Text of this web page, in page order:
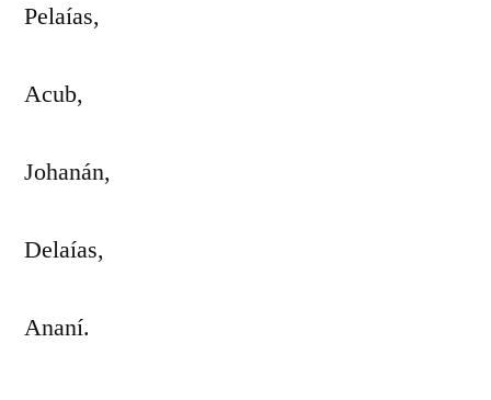
Pelaías,
Acub,
Johanán,
Delaías,
Ananí.